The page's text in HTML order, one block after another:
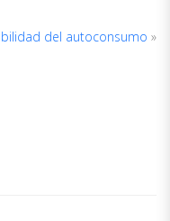
del autoconsumo »